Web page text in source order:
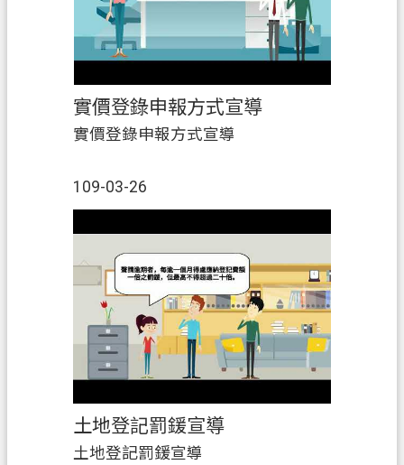
實價登錄申報方式宣導
109-03-26
實價登錄申報方式宣導
土地登記罰鍰宣導
土地登記罰鍰宣導